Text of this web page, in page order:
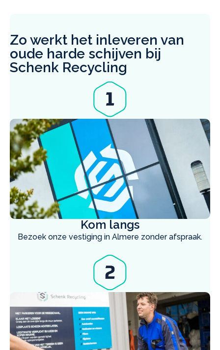
Zo werkt het inleveren van
oude harde schijven bij
Schenk Recycling
Kom langs
Bezoek onze vestiging in Almere zonder afspraak.